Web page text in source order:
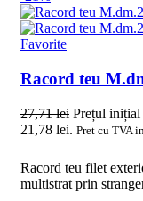
Favorite
Racord teu
27,71lei Prețul inițial
21,78 lei. Pret cu TVA
Racord teu filet
multistrat prin